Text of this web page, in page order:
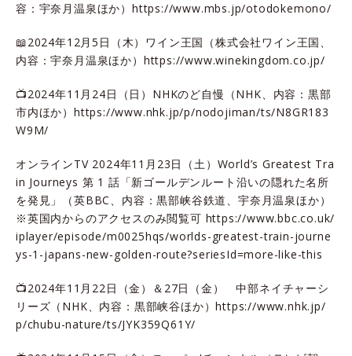
容：宇奈月温泉ほか） https://www.mbs.jp/otodokemono/
📖2024年12月5日（木）ワイン王国（株式会社ワイン王国、
内容：宇奈月温泉ほか） https://www.winekingdom.co.jp/
📺2024年11月24日（日）NHKのど自慢（NHK、内容：黒部
市内ほか） https://www.nhk.jp/p/nodojiman/ts/N8GR183
W9M/
オンラインTV 2024年11月23日（土）World’s Greatest Tra
in Journeys 第 1 話「新ゴールデンルート沿いの隠れた名所
を発見」（英BBC、内容：黒部峡谷鉄道、宇奈月温泉ほか）
※英国内からのアクセスのみ閲覧可 https://www.bbc.co.uk/
iplayer/episode/m0025hqs/worlds-greatest-train-journe
ys-1-japans-new-golden-route?seriesId=more-like-this
📺2024年11月22日（金）＆27日（金） 中部ネイチャーシ
リーズ（NHK、内容：黒部峡谷ほか）https://www.nhk.jp/
p/chubu-nature/ts/JYK359Q61Y/